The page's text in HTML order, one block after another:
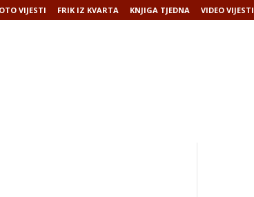
VIJESTI FRIK IZ KVARTA KNJIGA TJEDNA VIDEO VIJESTI